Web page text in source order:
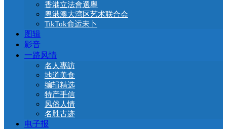
香港立法會選舉
粤港澳大湾区艺术联合会
TikTok命运未卜
图辑
影音
一路风情
名人專訪
地道美食
编辑精选
特产手信
风俗人情
名胜古迹
电子报